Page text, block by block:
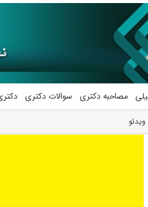
مصاحبه دکتری سوالات دکتری